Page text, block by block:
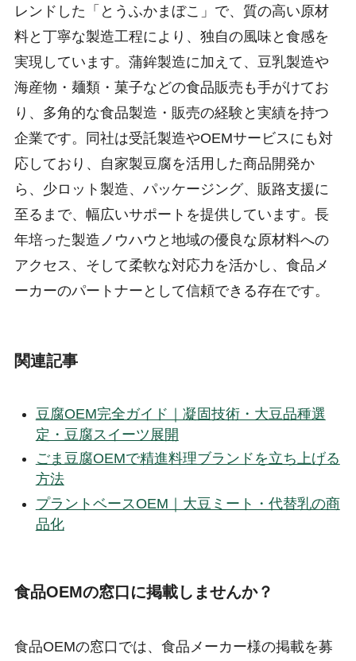
レンドした「とうふかまぼこ」で、質の高い原材
料と丁寧な製造工程により、独自の風味と食感を
実現しています。蒲鉾製造に加えて、豆乳製造や
海産物・麺類・菓子などの食品販売も手がけてお
り、多角的な食品製造・販売の経験と実績を持つ
企業です。同社は受託製造やOEMサービスにも対
応しており、自家製豆腐を活用した商品開発か
ら、少ロット製造、パッケージング、販路支援に
至るまで、幅広いサポートを提供しています。長
年培った製造ノウハウと地域の優良な原材料への
アクセス、そして柔軟な対応力を活かし、食品メ
ーカーのパートナーとして信頼できる存在です。
関連記事
豆腐OEM完全ガイド｜凝固技術・大豆品種選
定・豆腐スイーツ展開
ごま豆腐OEMで精進料理ブランドを立ち上げる
方法
プラントベースOEM｜大豆ミート・代替乳の商
品化
食品OEMの窓口に掲載しませんか？
食品OEMの窓口では、食品メーカー様の掲載を募